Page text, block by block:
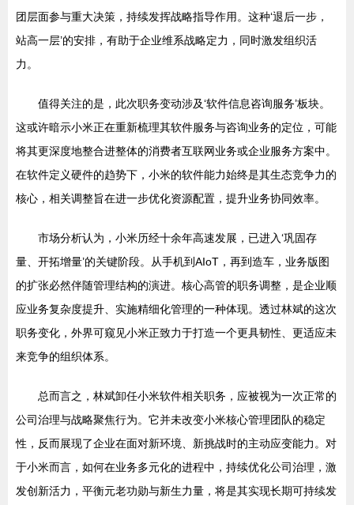
团层面参与重大决策，持续发挥战略指导作用。这种‘退后一步，
站高一层’的安排，有助于企业维系战略定力，同时激发组织活
力。
值得关注的是，此次职务变动涉及‘软件信息咨询服务’板块。
这或许暗示小米正在重新梳理其软件服务与咨询业务的定位，可能
将其更深度地整合进整体的消费者互联网业务或企业服务方案中。
在软件定义硬件的趋势下，小米的软件能力始终是其生态竞争力的
核心，相关调整旨在进一步优化资源配置，提升业务协同效率。
市场分析认为，小米历经十余年高速发展，已进入‘巩固存
量、开拓增量’的关键阶段。从手机到AIoT，再到造车，业务版图
的扩张必然伴随管理结构的演进。核心高管的职务调整，是企业顺
应业务复杂度提升、实施精细化管理的一种体现。透过林斌的这次
职务变化，外界可窥见小米正致力于打造一个更具韧性、更适应未
来竞争的组织体系。
总而言之，林斌卸任小米软件相关职务，应被视为一次正常的
公司治理与战略聚焦行为。它并未改变小米核心管理团队的稳定
性，反而展现了企业在面对新环境、新挑战时的主动应变能力。对
于小米而言，如何在业务多元化的进程中，持续优化公司治理，激
发创新活力，平衡元老功勋与新生力量，将是其实现长期可持续发